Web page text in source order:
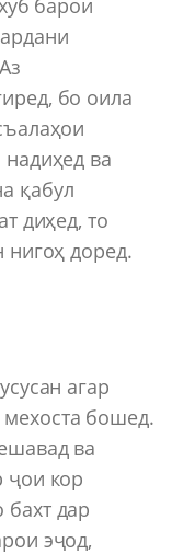
барои
бо оила
ва
қабул
диҳед, то
нигоҳ доред.
агар
бошед.
ва
ҷои кор
дар
эҷод,